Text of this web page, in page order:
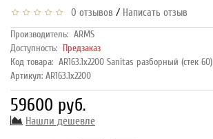
0 отзывов / Написать отзыв
Производитель: ARMS
Доступность: Предзаказ
Код товара: AR163.1х2200 Sanitas разборный (стек 60)
Артикул: AR163.1х2200
59600 руб.
Нашли дешевле